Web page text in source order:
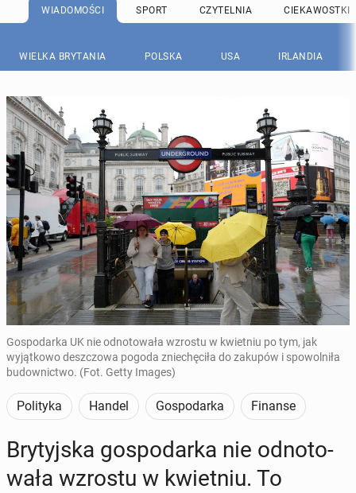
WIADOMOŚCI SPORT CZYTELNIA CIEKAWOSTKI
WIELKA BRYTANIA POLSKA USA IRLANDIA
Gospodarka UK nie odnotowała wzrostu w kwietniu po tym, jak
wyjątkowo deszczowa pogoda zniechęciła do zakupów i spowolniła
budownictwo. (Fot. Getty Images)
Polityka Handel Gospodarka Finanse
Bry­tyj­ska go­spo­dar­ka nie od­no­to­
wa­ła wzrostu w kwiet­niu. To